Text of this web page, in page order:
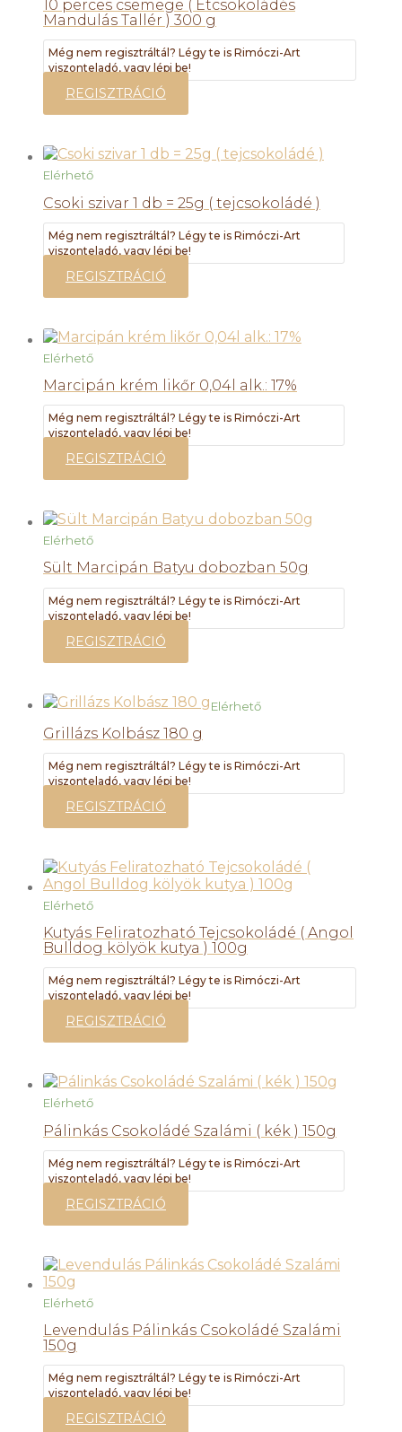
10 perces csemege ( Étcsokoládés
Mandulás Tallér ) 300 g
Még nem regisztráltál? Légy te is Rimóczi-Art
viszonteladó, vagy lépj be!
REGISZTRÁCIÓ
Elérhető
Csoki szivar 1 db = 25g ( tejcsokoládé )
Még nem regisztráltál? Légy te is Rimóczi-Art
viszonteladó, vagy lépj be!
REGISZTRÁCIÓ
Elérhető
Marcipán krém likőr 0,04l alk.: 17%
Még nem regisztráltál? Légy te is Rimóczi-Art
viszonteladó, vagy lépj be!
REGISZTRÁCIÓ
Elérhető
Sült Marcipán Batyu dobozban 50g
Még nem regisztráltál? Légy te is Rimóczi-Art
viszonteladó, vagy lépj be!
REGISZTRÁCIÓ
Elérhető
Grillázs Kolbász 180 g
Még nem regisztráltál? Légy te is Rimóczi-Art
viszonteladó, vagy lépj be!
REGISZTRÁCIÓ
Elérhető
Kutyás Feliratozható Tejcsokoládé ( Angol
Bulldog kölyök kutya ) 100g
Még nem regisztráltál? Légy te is Rimóczi-Art
viszonteladó, vagy lépj be!
REGISZTRÁCIÓ
Elérhető
Pálinkás Csokoládé Szalámi ( kék ) 150g
Még nem regisztráltál? Légy te is Rimóczi-Art
viszonteladó, vagy lépj be!
REGISZTRÁCIÓ
Elérhető
Levendulás Pálinkás Csokoládé Szalámi
150g
Még nem regisztráltál? Légy te is Rimóczi-Art
viszonteladó, vagy lépj be!
REGISZTRÁCIÓ